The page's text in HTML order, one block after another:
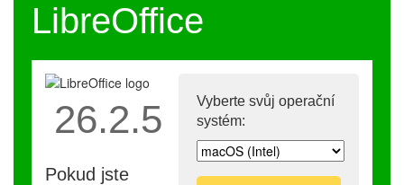
LibreOffice
Vyberte svůj operační
systém:
26.2.5
Pokud jste